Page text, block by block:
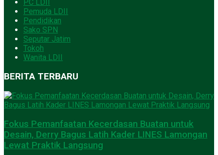
PC LDII
Pemuda LDII
Pendidikan
Sako SPN
Seputar Jatim
Tokoh
Wanita LDII
BERITA TERBARU
Fokus Pemanfaatan Kecerdasan Buatan untuk
Desain, Derry Bagus Latih Kader LINES Lamongan
Lewat Praktik Langsung